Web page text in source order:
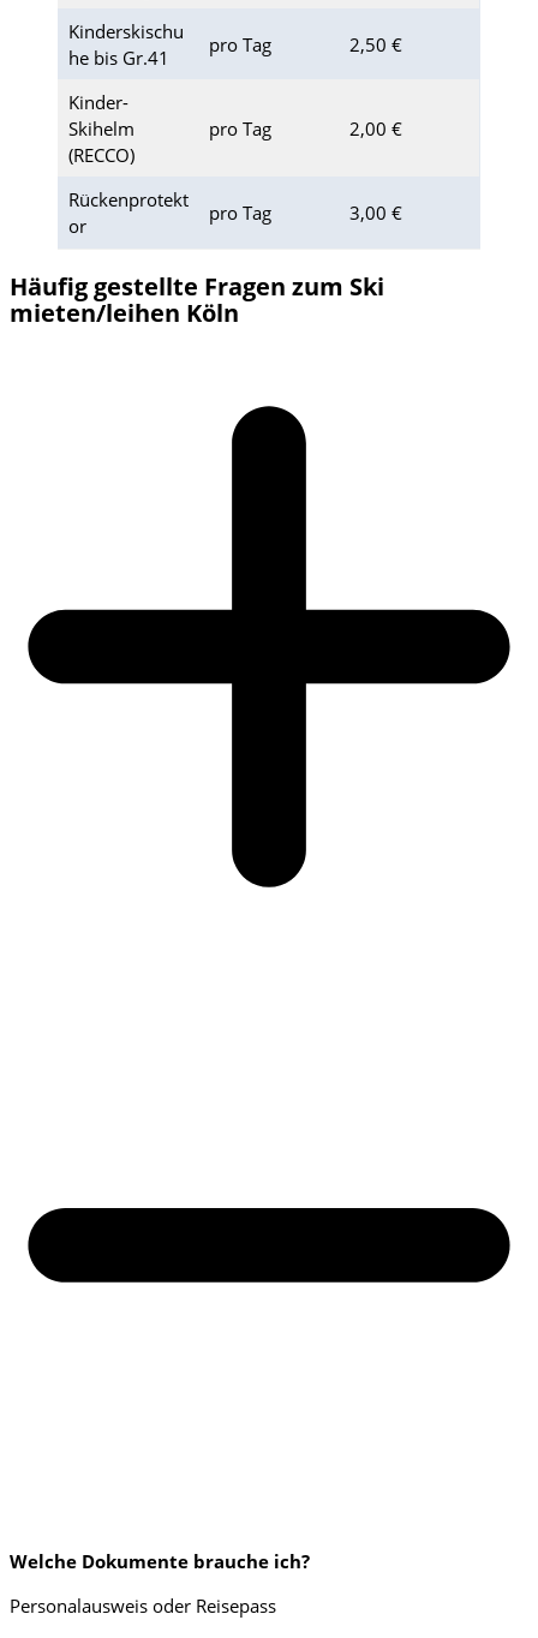
Kinderskischu
he bis Gr.41
pro Tag 2,50 €
Kinder-
Skihelm
(RECCO)
pro Tag 2,00 €
Rückenprotekt
or
pro Tag 3,00 €
Häufig gestellte Fragen zum Ski
mieten/leihen Köln
Welche Dokumente brauche ich?
Personalausweis oder Reisepass